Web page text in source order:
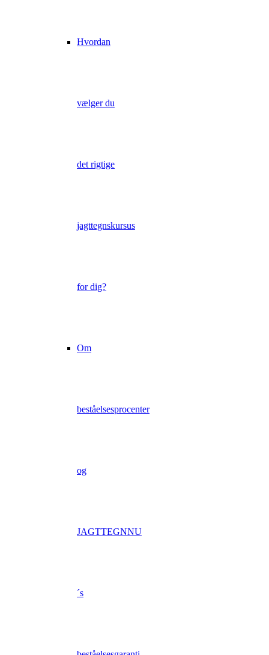
Hvordan
vælger du
det rigtige
jagttegnskursus
for dig?
Om
beståelsesprocenter
og
JAGTTEGNNU
´s